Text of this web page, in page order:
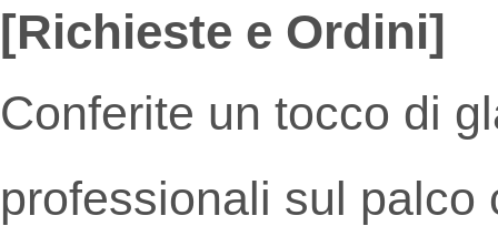
[Richieste e Ordini]
Conferite un tocco di
professionali sul palco